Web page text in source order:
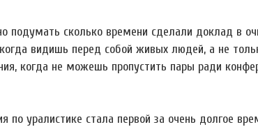
подумать сколько времени сделали доклад в
видишь перед собой живых людей, а не
когда не можешь пропустить пары ради
по уралистике стала первой за очень долгое